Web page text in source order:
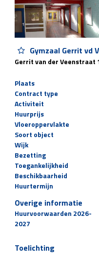
Gymzaal Gerrit vd
Gerrit van der Veenstraat
Plaats
Contract type
Activiteit
Huurprijs
Vloeroppervlakte
Soort object
Wijk
Bezetting
Toegankelijkheid
Beschikbaarheid
Huurtermijn
Overige informatie
Huurvoorwaarden 2026-
2027
Toelichting